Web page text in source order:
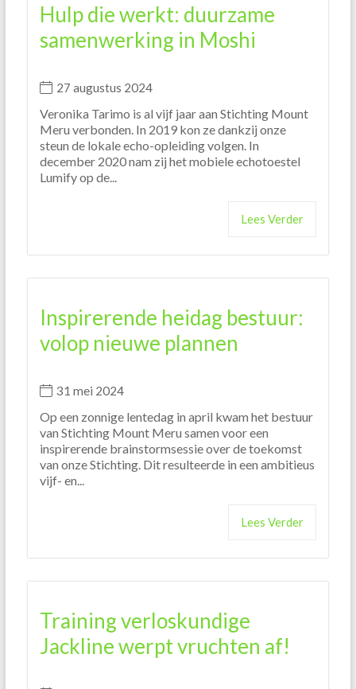
Hulp die werkt: duurzame
samenwerking in Moshi
27 augustus 2024
Veronika Tarimo is al vijf jaar aan Stichting Mount
Meru verbonden. In 2019 kon ze dankzij onze
steun de lokale echo-opleiding volgen. In
december 2020 nam zij het mobiele echotoestel
Lumify op de...
Lees Verder
Inspirerende heidag bestuur:
volop nieuwe plannen
31 mei 2024
Op een zonnige lentedag in april kwam het bestuur
van Stichting Mount Meru samen voor een
inspirerende brainstormsessie over de toekomst
van onze Stichting. Dit resulteerde in een ambitieus
vijf- en...
Lees Verder
Training verloskundige
Jackline werpt vruchten af!